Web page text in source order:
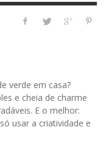
verde em casa?
e cheia de charme
E o melhor:
usar a criatividade e